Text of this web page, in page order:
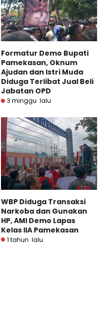
Formatur Demo Bupati
Pamekasan, Oknum
Ajudan dan Istri Muda
Diduga Terlibat Jual Beli
Jabatan OPD
3 minggu lalu
WBP Diduga Transaksi
Narkoba dan Gunakan
HP, AMI Demo Lapas
Kelas IIA Pamekasan
1 tahun lalu